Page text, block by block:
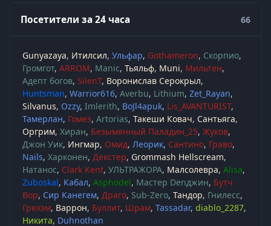
Посетители за 24 часа 66
Gunyazaya Итилсил Ульфар Gothameron Скорпио
Громгот ARROM Manic Тьяльф Muni Мильтен
Адепт богов SilenT Воронислав Серокрыл
Huntsman Warrior616 Averbu Lithium Zet_Rayan
Silvanus Ozzy Imlerith BoJl4apuk Lis_AVANTURIST
Тамерлан Гомез Artorias Такеши Ковач Сантьяга
Оргрим Хиран Безымянный Паладин_25 Жуков
Джон Уик Ингмар Омид Леорик Сантино Граво
Nails Харконен Декстер Grommash Hellscream
Натанос Clark Kent УЛЬТРАЖОРА Малсолевра Alisa
Zuboskal Кабал Asphodel Мастер Denджин Бутч
Вор Сир Канегем Драго Sub-Zero Тандор Гнилесс
Грехэм Варрон Буллит Шрам Tassadar diablo_2287
Никита Duhnothan